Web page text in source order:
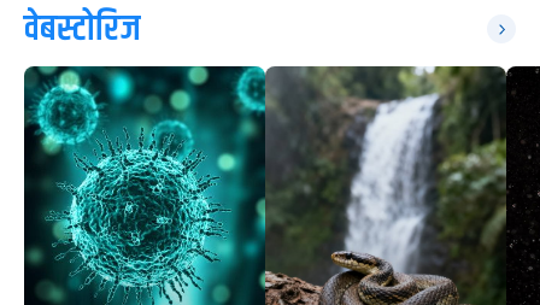
वेबस्टोरिज